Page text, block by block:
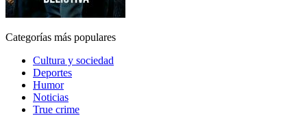
Categorías más populares
Cultura y sociedad
Deportes
Humor
Noticias
True crime